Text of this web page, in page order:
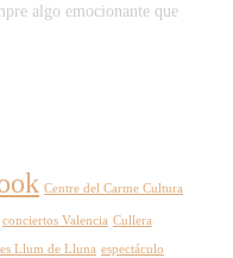
algo emocionante que
Centre del Carme Cultura
conciertos Valencia Cullera
Llum de Lluna espectáculo